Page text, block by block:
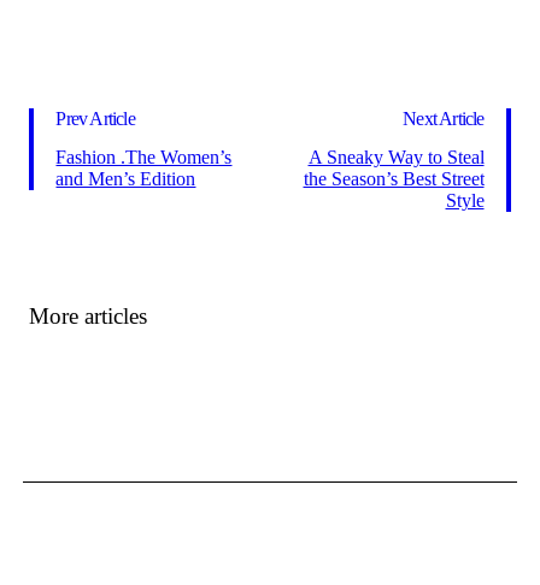
Prev Article
Fashion .The Women’s
and Men’s Edition
Next Article
A Sneaky Way to Steal
the Season’s Best Street
Style
More articles